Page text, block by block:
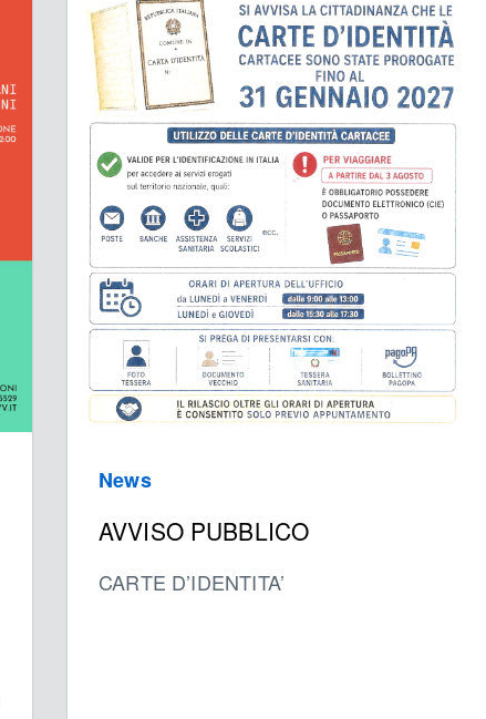
News
AVVISO PUBBLICO
CARTE D’IDENTITA’